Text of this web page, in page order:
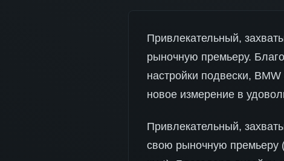
Привлекательный,
рыночную премьеру.
настройки подвески,
новое измерение в
Привлекательный,
свою рыночную премьеру